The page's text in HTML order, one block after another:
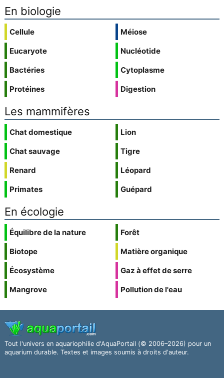
En biologie
Cellule
Eucaryote
Bactéries
Protéines
Méiose
Nucléotide
Cytoplasme
Digestion
Les mammifères
Chat domestique
Chat sauvage
Renard
Primates
Lion
Tigre
Léopard
Guépard
En écologie
Équilibre de la nature
Biotope
Écosystème
Mangrove
Forêt
Matière organique
Gaz à effet de serre
Pollution de l'eau
Tout l'univers en aquariophilie d'AquaPortail (© 2006–2026) pour un
aquarium durable. Textes et images soumis à droits d'auteur.